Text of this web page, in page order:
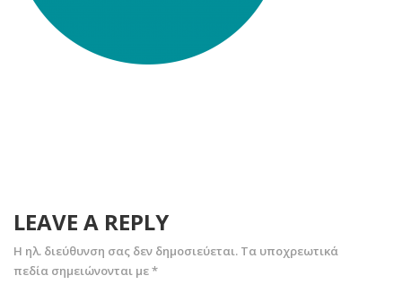
LEAVE A REPLY
Η ηλ. διεύθυνση σας δεν δημοσιεύεται. Τα υποχρεωτικά
πεδία σημειώνονται με*